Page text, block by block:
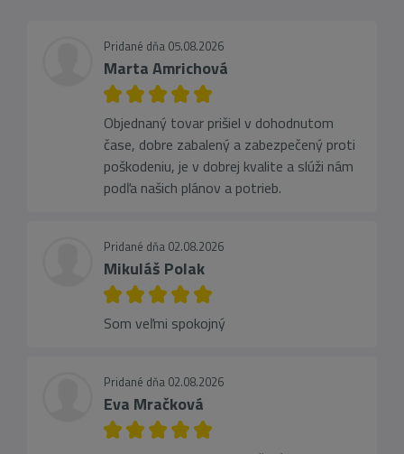
Pridané dňa 05.08.2026
Marta Amrichová
Objednaný tovar prišiel v dohodnutom
čase, dobre zabalený a zabezpečený proti
poškodeniu, je v dobrej kvalite a slúži nám
podľa našich plánov a potrieb.
Pridané dňa 02.08.2026
Mikuláš Polak
Som veľmi spokojný
Pridané dňa 02.08.2026
Eva Mračková